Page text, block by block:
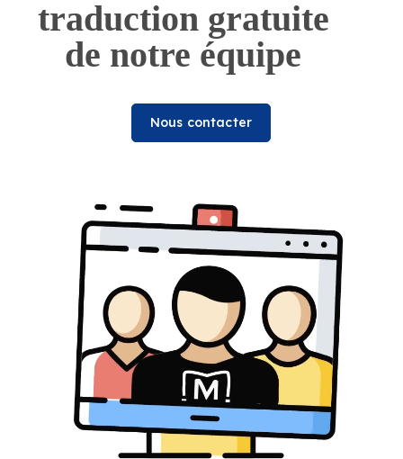
traduction gratuite
de notre équipe
Nous contacter